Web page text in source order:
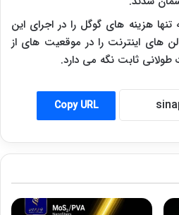
هزینه های گوگل را در اجرای این
های اینترنت را در موقعیت های از
ثابت نگه می دارد.
Copy URL